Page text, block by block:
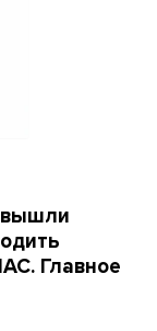
вышли
Главное